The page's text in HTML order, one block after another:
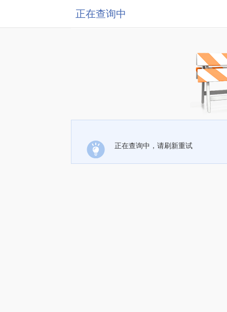
正在查询中
正在查询中，请刷新重试